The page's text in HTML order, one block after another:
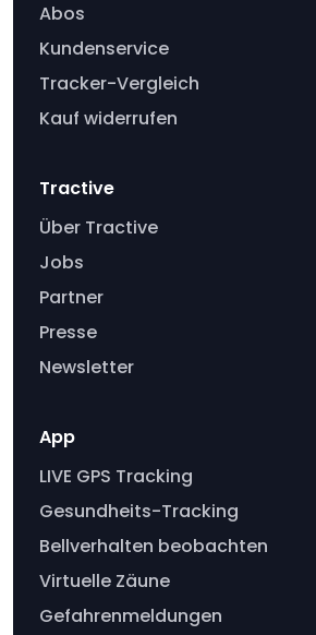
Abos
Kundenservice
Tracker-Vergleich
Kauf widerrufen
Tractive
Über Tractive
Jobs
Partner
Presse
Newsletter
App
LIVE GPS Tracking
Gesundheits-Tracking
Bellverhalten beobachten
Virtuelle Zäune
Gefahrenmeldungen